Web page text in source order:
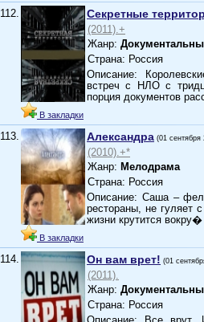
112.
В закладки
Секретные
(2011).+
Жанр:
Страна: Россия
Описание:
встреч с НЛО с
порция документов
113.
В закладки
Александра (01 сентября
(2010).+*
Жанр: Мелодрама
Страна: Россия
Описание: Саша –
рестораны, не гуляет
жизни крутится вокру�
114. Он вам врет! (01
(2011).
Жанр:
Страна: Россия